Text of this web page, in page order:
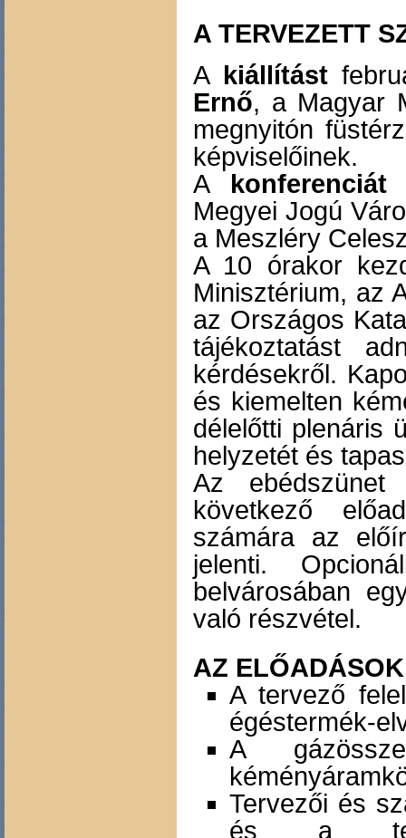
A TERVEZETT
A kiállítást
Ernő, a Magyar
megnyitón
képviselőinek.
A konferenciát
Megyei Jogú
a Meszléry
A 10 órakor
Minisztérium, az
az Országos
tájékoztatást
kérdésekről.
és kiemelten
délelőtti plenáris
helyzetét és
Az
következő
számára az
jelenti.
belvárosában
való részvétel.
AZ
A tervező
égéstermék-
A
Tervezői és
és a